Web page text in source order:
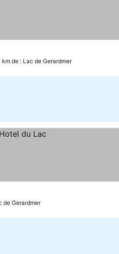
km de : Lac de Gerardmer
de Gerardmer